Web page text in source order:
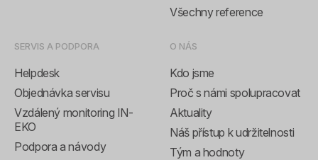
Všechny reference
SERVIS A PODPORA
Helpdesk
Objednávka servisu
Vzdálený monitoring IN-
EKO
Podpora a návody
O NÁS
Kdo jsme
Proč s námi spolupracovat
Aktuality
Náš přístup k udržitelnosti
Tým a hodnoty